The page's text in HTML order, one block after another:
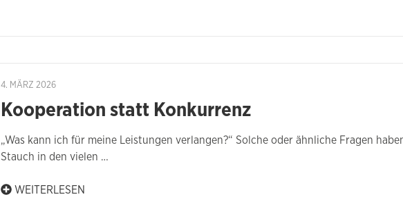
4. MÄRZ 2026
Kooperation statt Konkurrenz
„Was kann ich für meine Leistungen verlangen?“ Solche oder ähnliche Fragen
Stauch in den vielen …
WEITERLESEN